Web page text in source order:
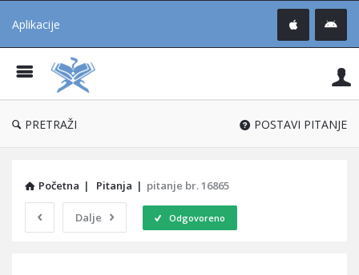
Aplikacije
®
PRETRAŽI POSTAVI PITANJE
Početna | Pitanja | pitanje br. 16865
Dalje Odgovoreno